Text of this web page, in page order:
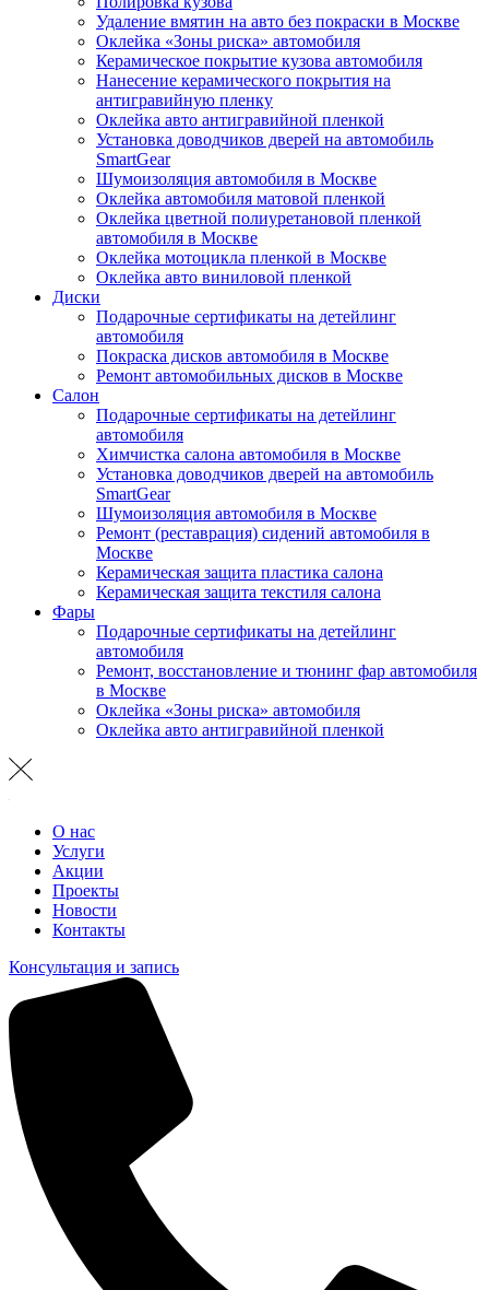
Удаление вмятин на авто без покраски в Москве
Оклейка «Зоны риска» автомобиля
Керамическое покрытие кузова автомобиля
Нанесение керамического покрытия на
антигравийную пленку
Оклейка авто антигравийной пленкой
Установка доводчиков дверей на автомобиль
SmartGear
Шумоизоляция автомобиля в Москве
Оклейка автомобиля матовой пленкой
Оклейка цветной полиуретановой пленкой
автомобиля в Москве
Оклейка мотоцикла пленкой в Москве
Оклейка авто виниловой пленкой
Диски
Подарочные сертификаты на детейлинг
автомобиля
Покраска дисков автомобиля в Москве
Ремонт автомобильных дисков в Москве
Салон
Подарочные сертификаты на детейлинг
автомобиля
Химчистка салона автомобиля в Москве
Установка доводчиков дверей на автомобиль
SmartGear
Шумоизоляция автомобиля в Москве
Ремонт (реставрация) сидений автомобиля в
Москве
Керамическая защита пластика салона
Керамическая защита текстиля салона
Фары
Подарочные сертификаты на детейлинг
автомобиля
Ремонт, восстановление и тюнинг фар автомобиля
в Москве
Оклейка «Зоны риска» автомобиля
Оклейка авто антигравийной пленкой
О нас
Услуги
Акции
Проекты
Новости
Контакты
Консультация и запись